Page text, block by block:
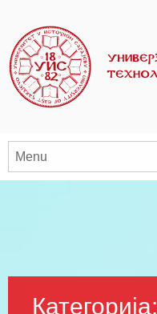
Категорија: